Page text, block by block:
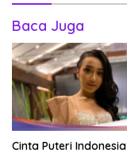
Baca Juga
Cinta Puteri Indonesia